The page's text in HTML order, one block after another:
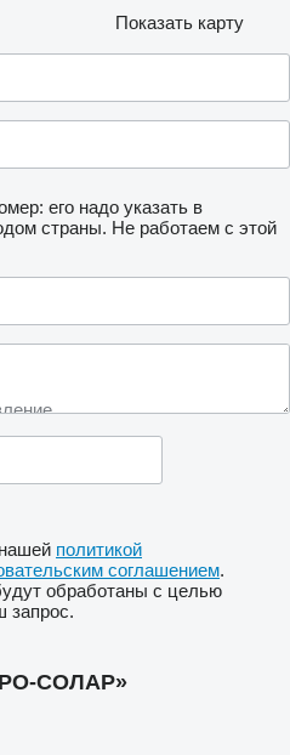
Показать карту
его надо указать в
страны. Не работаем с этой
политикой
соглашением.
обработаны с целью
запрос.
СОЛАР»